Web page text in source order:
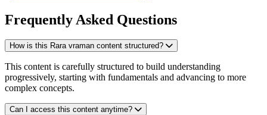
Frequently Asked Questions
How is this Rara vraman content structured?
This content is carefully structured to build understanding
progressively, starting with fundamentals and advancing to more
complex concepts.
Can I access this content anytime?